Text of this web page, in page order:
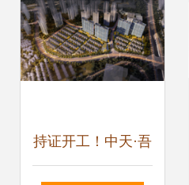
业引领地位
持证开工！中天·吾